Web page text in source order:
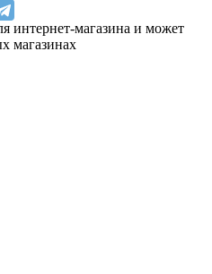
интернет-магазина и может
магазинах